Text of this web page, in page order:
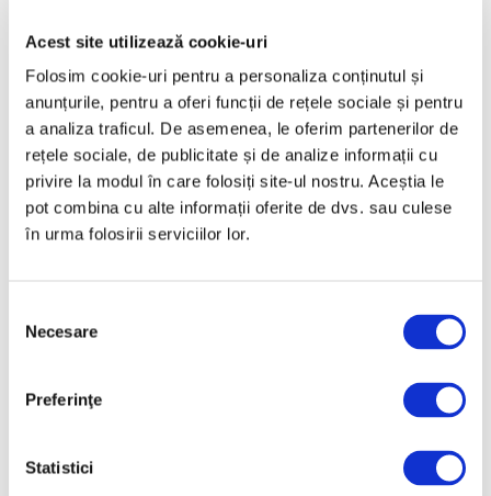
Acest site utilizează cookie-uri
Folosim cookie-uri pentru a personaliza conținutul și
anunțurile, pentru a oferi funcții de rețele sociale și pentru
a analiza traficul. De asemenea, le oferim partenerilor de
rețele sociale, de publicitate și de analize informații cu
privire la modul în care folosiți site-ul nostru. Aceștia le
pot combina cu alte informații oferite de dvs. sau culese
în urma folosirii serviciilor lor.
consimțământului
Necesare
Preferinţe
Statistici
Februarie 2025
Ianuarie 2025
Decembrie 2024
Noiembrie 2024
Octombrie 2024
Mai 2024